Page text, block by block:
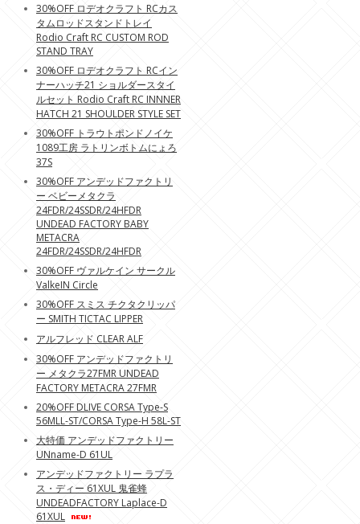
30%OFF ロデオクラフト RCカス
タムロッドスタンドトレイ
Rodio Craft RC CUSTOM ROD
STAND TRAY
30%OFF ロデオクラフト RCイン
ナーハッチ21 ショルダースタイ
ルセット Rodio Craft RC INNNER
HATCH 21 SHOULDER STYLE SET
30%OFF トラウトポンドノイケ
1089工房 ラトリンボトムにょろ
37S
30%OFF アンデッドファクトリ
ー ベビーメタクラ
24FDR/24SSDR/24HFDR
UNDEAD FACTORY BABY
METACRA
24FDR/24SSDR/24HFDR
30%OFF ヴァルケイン サークル
ValkeIN Circle
30%OFF スミス チクタクリッパ
ー SMITH TICTAC LIPPER
アルフレッド CLEAR ALF
30%OFF アンデッドファクトリ
ー メタクラ27FMR UNDEAD
FACTORY METACRA 27FMR
20%OFF DLIVE CORSA Type-S
56MLL-ST/CORSA Type-H 58L-ST
大特価 アンデッドファクトリー
UNname-D 61UL
アンデッドファクトリー ラプラ
ス・ディー 61XUL 鬼雀蜂
UNDEADFACTORY Laplace-D
61XUL